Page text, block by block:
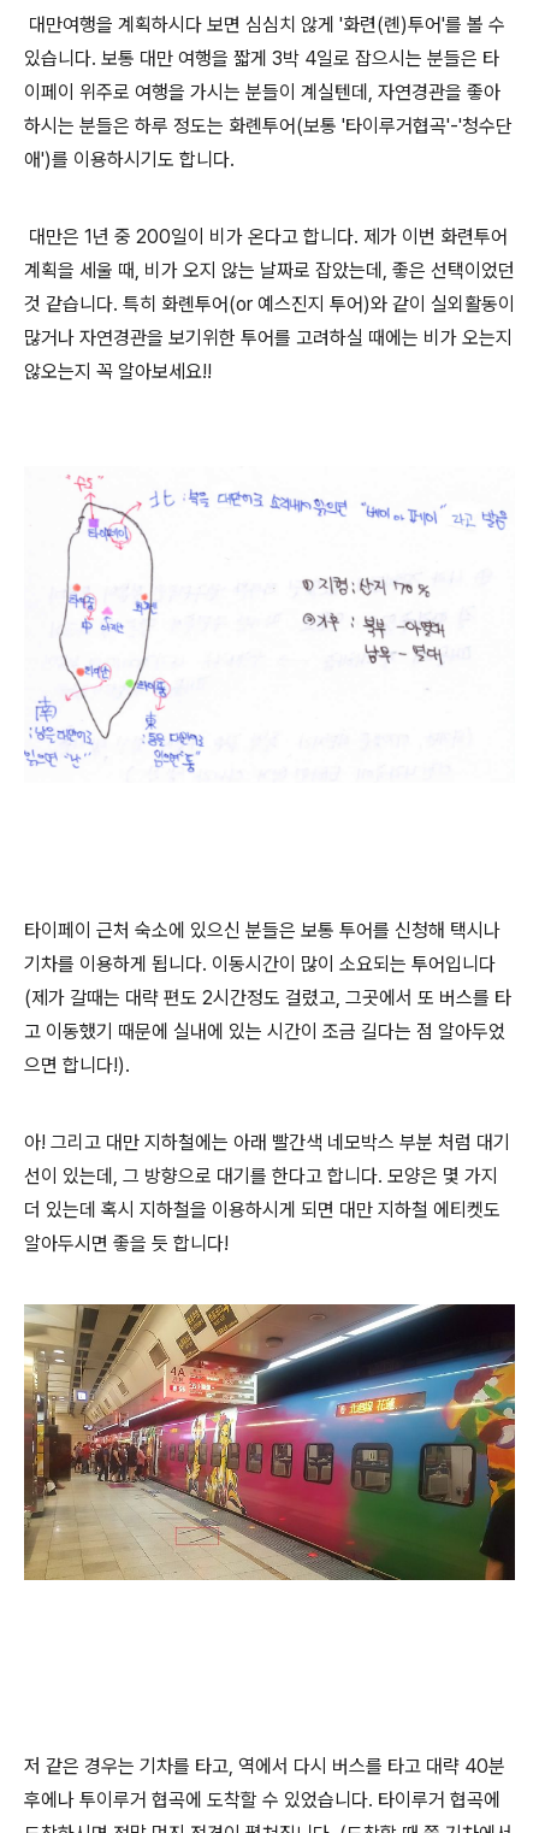
대만여행을 계획하시다 보면 심심치 않게 '화련(롄)투어'를 볼 수
있습니다. 보통 대만 여행을 짧게 3박 4일로 잡으시는 분들은 타
이페이 위주로 여행을 가시는 분들이 계실텐데, 자연경관을 좋아
하시는 분들은 하루 정도는 화롄투어(보통 '타이루거협곡'-'청수단
애')를 이용하시기도 합니다.
대만은 1년 중 200일이 비가 온다고 합니다. 제가 이번 화련투어
계획을 세울 때, 비가 오지 않는 날짜로 잡았는데, 좋은 선택이었던
것 같습니다. 특히 화롄투어(or 예스진지 투어)와 같이 실외활동이
많거나 자연경관을 보기위한 투어를 고려하실 때에는 비가 오는지
않오는지 꼭 알아보세요!!
타이페이 근처 숙소에 있으신 분들은 보통 투어를 신청해 택시나
기차를 이용하게 됩니다. 이동시간이 많이 소요되는 투어입니다
(제가 갈때는 대략 편도 2시간정도 걸렸고, 그곳에서 또 버스를 타
고 이동했기 때문에 실내에 있는 시간이 조금 길다는 점 알아두었
으면 합니다!).
아! 그리고 대만 지하철에는 아래 빨간색 네모박스 부분 처럼 대기
선이 있는데, 그 방향으로 대기를 한다고 합니다. 모양은 몇 가지
더 있는데 혹시 지하철을 이용하시게 되면 대만 지하철 에티켓도
알아두시면 좋을 듯 합니다!
저 같은 경우는 기차를 타고, 역에서 다시 버스를 타고 대략 40분
후에나 투이루거 협곡에 도착할 수 있었습니다. 타이루거 협곡에